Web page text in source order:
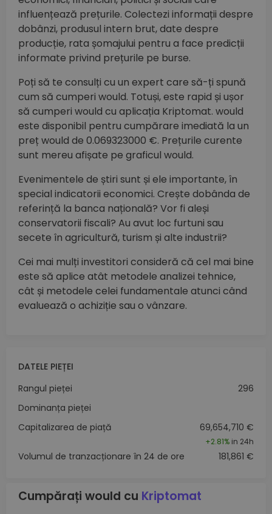
influențează prețurile. Colectezi informații despre
dobânzi, produsul intern brut, date despre
producție, rata șomajului pentru a face predicții
informate privind prețurile pe burse.
Poți să te consulți cu un expert care să-ți spună
cum să cumperi would. Totuși, este rapid și ușor
să cumperi would cu aplicația Kriptomat. would
este disponibil pentru cumpărare imediată la un
preț would de 0.069323000 €. Prețurile curente
sunt mereu afișate pe graficul would.
Evenimentele de știri sunt și ele importante, în
special indicatorii economici. Crește dobânda de
referință la banca națională? Vor fi aleși
conservatorii fiscali? Au avut loc furtuni sau
secete în agricultură, turism și alte industrii?
Cei mai mulți investitori consideră că cel mai bine
este să aplice atât metodele analizei tehnice,
cât și metodele celei fundamentale atunci când
evaluează o achiziție sau o vânzare.
DATELE PIEȚEI
Rangul pieței
296
Dominanța pieței
Capitalizarea de piață
69,654,710 €
+2.81% in 24h
Volumul de tranzacționare în 24 de ore 181,861 €
Cumpărați would cu Kriptomat